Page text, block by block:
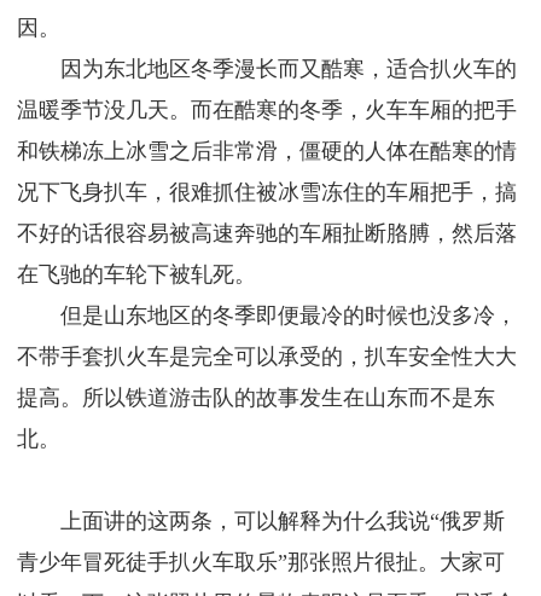
因。
因为东北地区冬季漫长而又酷寒，适合扒火车的
温暖季节没几天。而在酷寒的冬季，火车车厢的把手
和铁梯冻上冰雪之后非常滑，僵硬的人体在酷寒的情
况下飞身扒车，很难抓住被冰雪冻住的车厢把手，搞
不好的话很容易被高速奔驰的车厢扯断胳膊，然后落
在飞驰的车轮下被轧死。
但是山东地区的冬季即便最冷的时候也没多冷，
不带手套扒火车是完全可以承受的，扒车安全性大大
提高。所以铁道游击队的故事发生在山东而不是东
北。
上面讲的这两条，可以解释为什么我说“俄罗斯
青少年冒死徒手扒火车取乐”那张照片很扯。大家可